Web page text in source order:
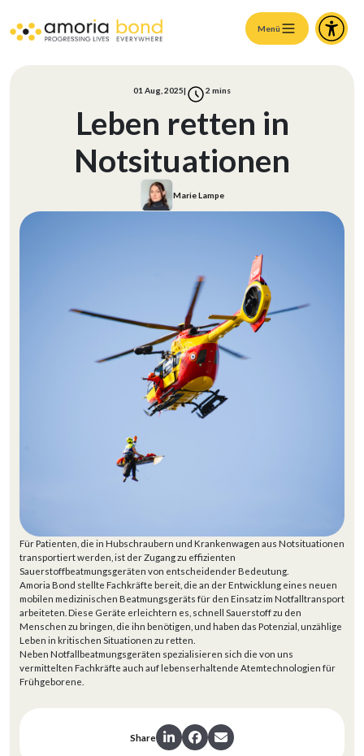
Menü
01 Aug, 2025| 2 mins
Leben retten in
Notsituationen
Marie Lampe
Für Patienten, die in Hubschraubern und Krankenwagen aus Notsituationen
transportiert werden, ist der Zugang zu effizienten
Sauerstoffbeatmungsgeräten von entscheidender Bedeutung.
Amoria Bond stellte Fachkräfte bereit, die an der Entwicklung eines neuen
mobilen medizinischen Beatmungsgeräts für den Einsatz im Notfalltransport
arbeiteten. Diese Geräte erleichtern es, schnell Sauerstoff zu den
Menschen zu bringen, die ihn benötigen, und haben das Potenzial, unzählige
Leben in kritischen Situationen zu retten.
Neben Notfallbeatmungsgeräten spezialisieren sich die von uns
vermittelten Fachkräfte auch auf lebenserhaltende Atemtechnologien für
Frühgeborene.
Share